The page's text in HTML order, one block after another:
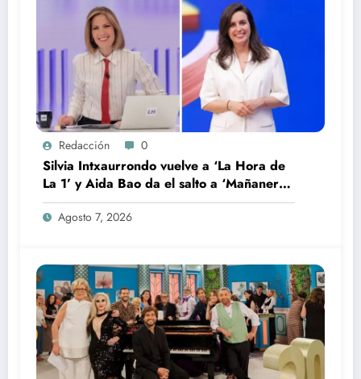
Redacción 0
Silvia Intxaurrondo vuelve a ‘La Hora de
La 1’ y Aida Bao da el salto a ‘Mañaneros
360’
Agosto 7, 2026